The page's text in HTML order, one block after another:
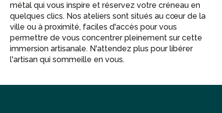
métal qui vous inspire et réservez votre créneau en
quelques clics. Nos ateliers sont situés au cœur de la
ville ou à proximité, faciles d'accès pour vous
permettre de vous concentrer pleinement sur cette
immersion artisanale. N'attendez plus pour libérer
l'artisan qui sommeille en vous.